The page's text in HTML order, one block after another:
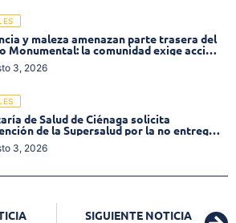
y maleza amenazan parte trasera del
Monumental: la comunidad exige acción
3, 2026
de Salud de Ciénaga solicita
de la Supersalud por la no entrega
en las EPS
3, 2026
SIGUIENTE NOTICIA